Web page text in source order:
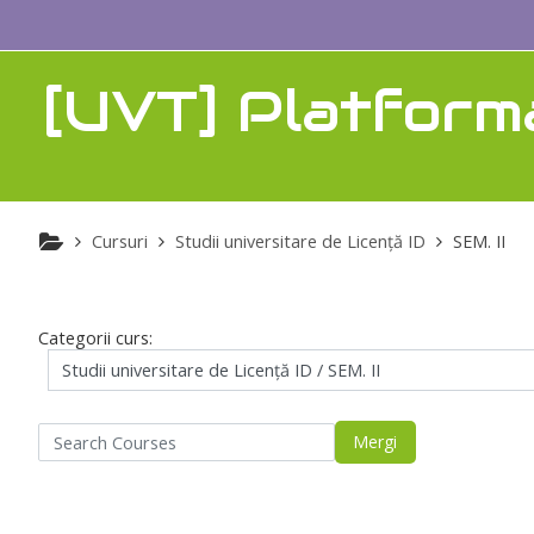
[UVT]
Cursuri Studii universitare de Licenţă ID SEM. II
Categorii curs:
Courses Mergi